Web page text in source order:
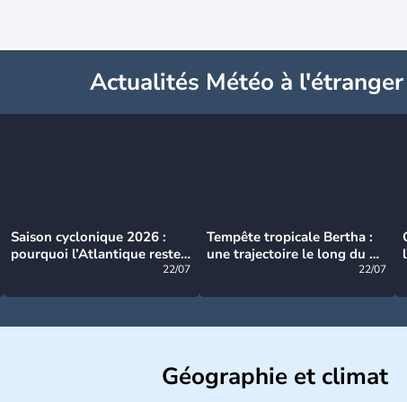
Actualités Météo à l'étranger
Saison cyclonique 2026 :
pourquoi l’Atlantique reste
22/07
Tempête tropicale Bertha :
une trajectoire le long du du
22/07
Géographie et climat